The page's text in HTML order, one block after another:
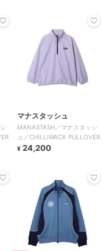
マナスタッシュ
MANASTASH／マナスタッシ
ュ／CHILLIWACK PULLOVER
¥ 24,200